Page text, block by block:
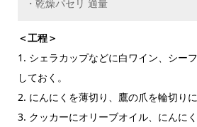
・乾燥パセリ 適量
＜工程＞
1. シェラカップなどに白ワイン、シー
しておく。
2. にんにくを薄切り、鷹の爪を輪切りに
3. クッカーにオリーブオイル、にんに